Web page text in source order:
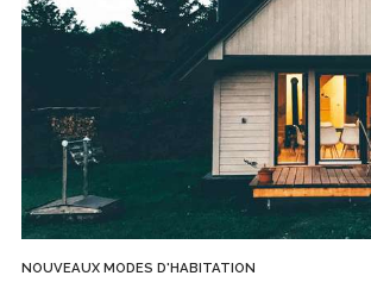
NOUVEAUX MODES D'HABITATION